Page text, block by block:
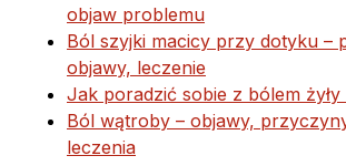
objaw problemu
Ból szyjki macicy przy dotyku –
objawy, leczenie
Jak poradzić sobie z bólem żyły
Ból wątroby – objawy,
leczenia